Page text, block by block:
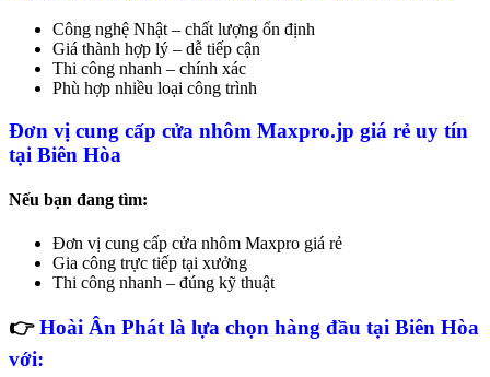
Công nghệ Nhật – chất lượng ổn định
Giá thành hợp lý – dễ tiếp cận
Thi công nhanh – chính xác
Phù hợp nhiều loại công trình
Đơn vị cung cấp cửa nhôm Maxpro.jp giá rẻ uy tín
tại Biên Hòa
Nếu bạn đang tìm:
Đơn vị cung cấp cửa nhôm Maxpro giá rẻ
Gia công trực tiếp tại xưởng
Thi công nhanh – đúng kỹ thuật
👉Hoài Ân Phátlà lựa chọn hàng đầu tại Biên Hòa
với: